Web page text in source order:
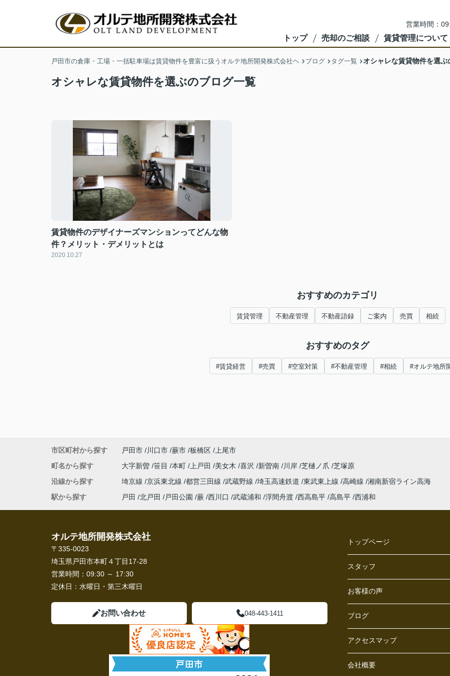
営業時間：
トップ 売却のご相談 賃貸管理について
戸田市の倉庫・工場・一括駐車場は賃貸物件を豊富に扱うオルテ地所開発株式会社ヘ ブログ タグ一覧 オシャレな賃貸物件を選ぶ
オシャレな賃貸物件を選ぶのブログ一覧
賃貸物件のデザイナーズマンションってどんな物
件？メリット・デメリットとは
2020.10.27
おすすめのカテゴリ
賃貸管理 不動産管理 不動産語録 ご案内 売買 相続
おすすめのタグ
#賃貸経営 #売買 #空室対策 #不動産管理 #相続 #オルテ地所
市区町村から探す 戸田市 川口市 蕨市 板橋区
上尾市
町名から探す
大字新曽 笹目 本町 上戸田 美女木 喜沢 新曽南 川岸 芝樋ノ爪
芝塚原
沿線から探す
埼京線 京浜東北線 都営三田線 武蔵野線 埼玉高速鉄道 東武東上線 高崎線 湘南新宿ライン高海
駅から探す
戸田 北戸田 戸田公園 蕨 西川口 武蔵浦和 浮間舟渡 西高島平 高島平 西浦和
オルテ地所開発株式会社
〒335-0023
埼玉県戸田市本町４丁目17-28
営業時間： 09:30 ～ 17:30
定休日： 水曜日・第三木曜日
お問い合わせ 048-443-1411
トップページ
スタッフ
お客様の声
ブログ
アクセスマップ
会社概要